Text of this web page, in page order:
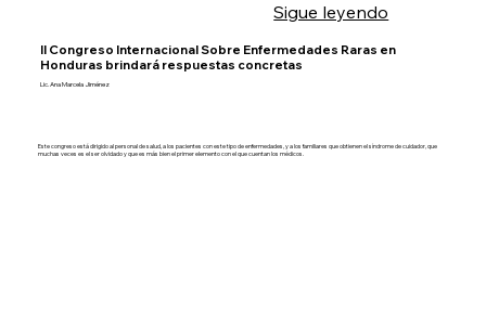
Sigue leyendo
II Congreso Internacional Sobre Enfermedades Raras en
Honduras brindará respuestas concretas
Lic. Ana Marcela Jiménez
Este congreso está dirigido al personal de salud, a los pacientes con este tipo de enfermedades, y a los familiares que obtienen el síndrome de cuidador, que
muchas veces es el ser olvidado y que es más bien el primer elemento con el que cuentan los médicos.